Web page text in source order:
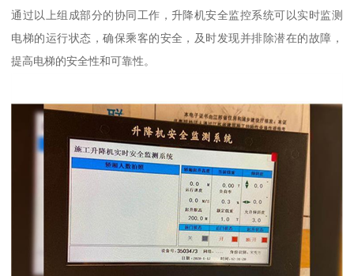
通过以上组成部分的协同工作，升降机安全监控系统可以实时监测
电梯的运行状态，确保乘客的安全，及时发现并排除潜在的故障，
提高电梯的安全性和可靠性。